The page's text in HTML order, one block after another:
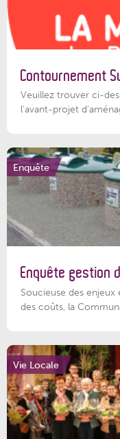
Contournement
Veuillez trouver ci-
l'avant-projet
Enquête
Enquête gestion
Soucieuse des
des coûts, la
Vie Locale